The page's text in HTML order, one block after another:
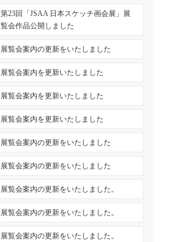
第23回「JSAA 日本スケッチ画会展」展
覧会作品公開しました
展覧会案内の更新をいたしました
展覧会案内を更新いたしました
展覧会案内を更新いたしました
展覧会案内を更新いたしました
展覧会案内の更新をいたしました
展覧会案内の更新をいたしました
展覧会案内の更新をいたしました。
展覧会案内の更新をいたしました。
展覧会案内の更新をいたしました。